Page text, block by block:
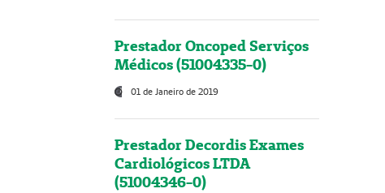
Prestador Oncoped Serviços
Médicos (51004335-0)
01 de Janeiro de 2019
Prestador Decordis Exames
Cardiológicos LTDA
(51004346-0)